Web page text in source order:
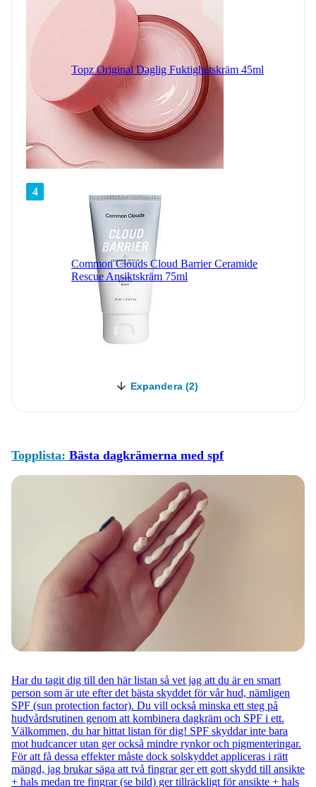
Topz Original Daglig Fuktighetskräm 45ml
4
Common Clouds Cloud Barrier Ceramide
Rescue Ansiktskräm 75ml
Expandera (2)
Topplista: Bästa dagkrämerna med spf
Har du tagit dig till den här listan så vet jag att du är en smart
person som är ute efter det bästa skyddet för vår hud, nämligen
SPF (sun protection factor). Du vill också minska ett steg på
hudvårdsrutinen genom att kombinera dagkräm och SPF i ett.
Välkommen, du har hittat listan för dig! SPF skyddar inte bara
mot hudcancer utan ger också mindre rynkor och pigmenteringar.
För att få dessa effekter måste dock solskyddet appliceras i rätt
mängd, jag brukar säga att två fingrar ger ett gott skydd till ansikte
+ hals medan tre fingrar (se bild) ger tillräckligt för ansikte + hals